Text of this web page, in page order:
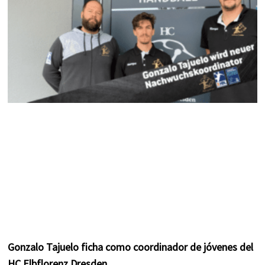
m t
Gonzalo Tajuelo ficha como coordinador de jóvenes del